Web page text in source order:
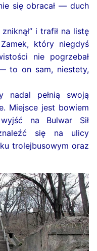
się obracał — duch
i trafił na listę
który niegdyś
nie pogrzebał
to on sam, niestety,
nadal pełnią swoją
Miejsce jest bowiem
na Bulwar Sił
się na ulicy
trolejbusowym oraz